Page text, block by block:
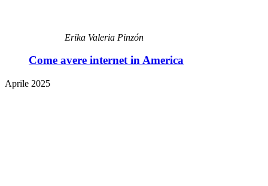
Erika Valeria Pinzón
Come avere internet in America
Aprile 2025